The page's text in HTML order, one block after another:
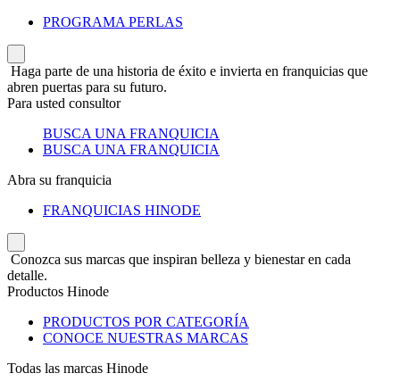
PROGRAMA PERLAS
Haga parte de una historia de éxito e invierta en franquicias que
abren puertas para su futuro.
Para usted consultor
BUSCA UNA FRANQUICIA
BUSCA UNA FRANQUICIA
Abra su franquicia
FRANQUICIAS HINODE
Conozca sus marcas que inspiran belleza y bienestar en cada
detalle.
Productos Hinode
PRODUCTOS POR CATEGORÍA
CONOCE NUESTRAS MARCAS
Todas las marcas Hinode